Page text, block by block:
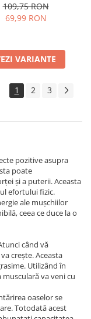
109,75 RON
69,99 RON
VARIANTE
1 2 3
pozitive asupra
poate
și a puterii. Aceasta
efortului fizic.
ale mușchiilor
ceea ce duce la o
când vă
crește. Aceasta
Utilizând în
va veni cu
oaselor se
Totodată acest